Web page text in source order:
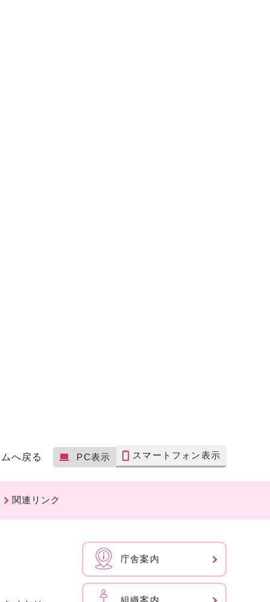
へ戻る PC表示 スマートフォン表示
関連リンク
庁舎案内